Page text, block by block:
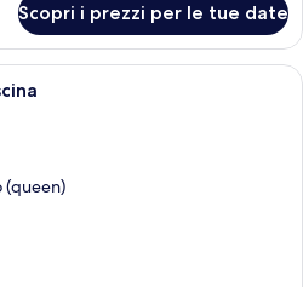
Scopri i prezzi per le tue date
Minibar, una scrivania,
(queen)